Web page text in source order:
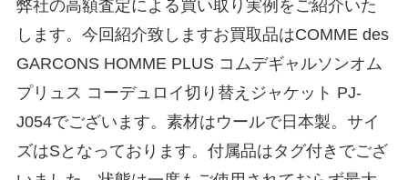
弊社の高額査定による買い取り実例をご紹介いた
します。今回紹介致しますお買取品はCOMME des
GARCONS HOMME PLUS コムデギャルソンオム
プリュス コーデュロイ切り替えジャケット PJ-
J054でございます。素材はウールで日本製。サイ
ズはSとなっております。付属品はタグ付きでござ